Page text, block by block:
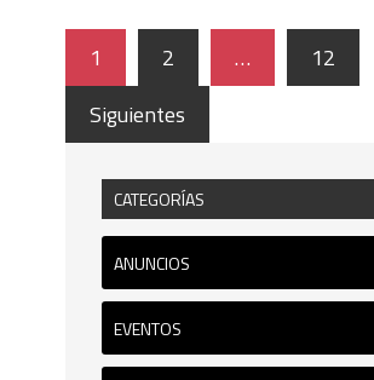
1 2 …
12
Siguientes
CATEGORÍAS
ANUNCIOS
EVENTOS